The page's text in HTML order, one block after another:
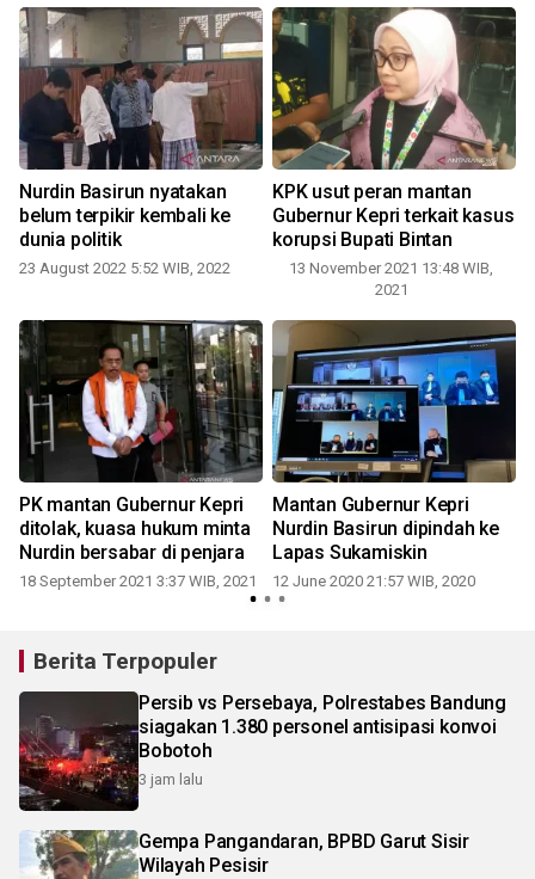
Nurdin Basirun nyatakan
belum terpikir kembali ke
dunia politik
23 August 2022 5:52 WIB, 2022
KPK usut peran mantan
Gubernur Kepri terkait kasus
korupsi Bupati Bintan
13 November 2021 13:48 WIB,
2021
PK mantan Gubernur Kepri
ditolak, kuasa hukum minta
Nurdin bersabar di penjara
18 September 2021 3:37 WIB, 2021
Mantan Gubernur Kepri
Nurdin Basirun dipindah ke
Lapas Sukamiskin
12 June 2020 21:57 WIB, 2020
Berita Terpopuler
Persib vs Persebaya, Polrestabes Bandung
siagakan 1.380 personel antisipasi konvoi
Bobotoh
3 jam lalu
Gempa Pangandaran, BPBD Garut Sisir
Wilayah Pesisir